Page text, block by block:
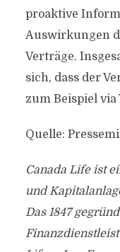
proaktive
Auswirkungen
Verträge.
sich, dass der
zum Beispiel via
Quelle:
Canada Life ist
und
Das 1847